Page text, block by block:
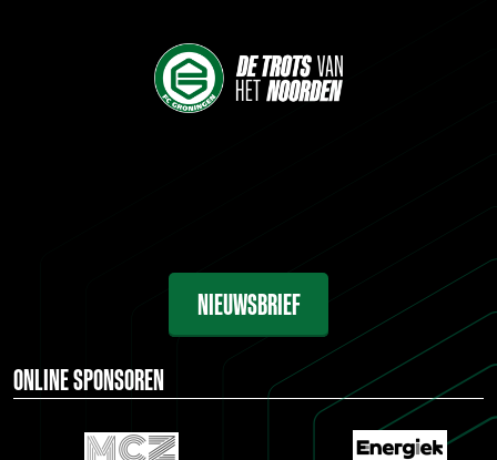
NIEUWSBRIEF
ONLINE SPONSOREN